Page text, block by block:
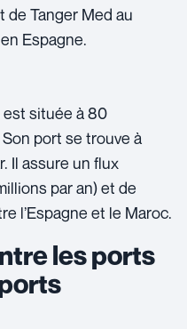
de Tanger Med au
Espagne.
est située à 80
port se trouve à
Il assure un flux
par an) et de
l’Espagne et le Maroc.
les ports